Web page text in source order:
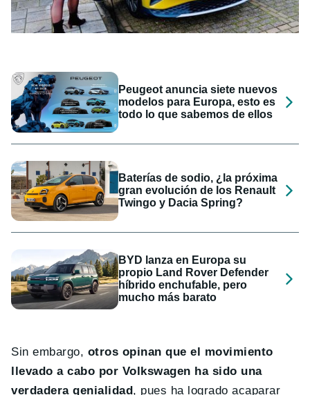
Peugeot anuncia siete nuevos
modelos para Europa, esto es
todo lo que sabemos de ellos
Baterías de sodio, ¿la próxima
gran evolución de los Renault
Twingo y Dacia Spring?
BYD lanza en Europa su
propio Land Rover Defender
híbrido enchufable, pero
mucho más barato
Sin embargo, otros opinan que el movimiento
llevado a cabo por Volkswagen ha sido una
verdadera genialidad, pues ha logrado acaparar